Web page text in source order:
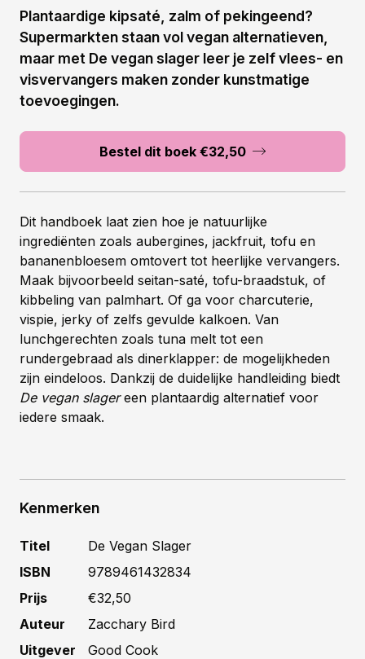
Plantaardige kipsaté, zalm of pekingeend?
Supermarkten staan vol vegan alternatieven,
maar met De vegan slager leer je zelf vlees- en
visvervangers maken zonder kunstmatige
toevoegingen.
Bestel dit boek €32,50
Dit handboek laat zien hoe je natuurlijke
ingrediënten zoals aubergines, jackfruit, tofu en
bananenbloesem omtovert tot heerlijke vervangers.
Maak bijvoorbeeld seitan-saté, tofu-braadstuk, of
kibbeling van palmhart. Of ga voor charcuterie,
vispie, jerky of zelfs gevulde kalkoen. Van
lunchgerechten zoals tuna melt tot een
rundergebraad als dinerklapper: de mogelijkheden
zijn eindeloos. Dankzij de duidelijke handleiding biedt
De vegan slagereen plantaardig alternatief voor
iedere smaak.
Kenmerken
Titel
De Vegan Slager
ISBN
9789461432834
Prijs
€32,50
Auteur
Zacchary Bird
Uitgever
Good Cook